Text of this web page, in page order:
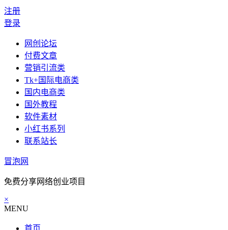
注册
登录
网创论坛
付费文章
营销引流类
Tk+国际电商类
国内电商类
国外教程
软件素材
小红书系列
联系站长
冒泡网
免费分享网络创业项目
×
MENU
首页